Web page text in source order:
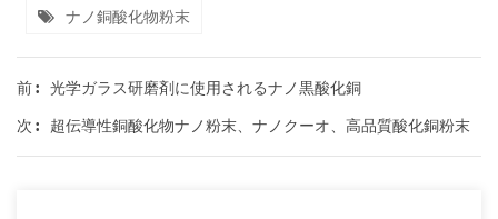
ナノ銅酸化物粉末
前 : 光学ガラス研磨剤に使用されるナノ黒酸化銅
次 : 超伝導性銅酸化物ナノ粉末、ナノクーオ、高品質酸化銅粉末